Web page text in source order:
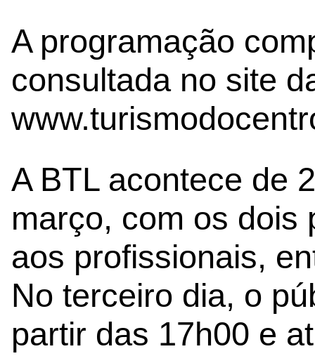
A programação
consultada no site
A BTL acontece de
março, com os dois
aos profissionais,
No terceiro dia, o
partir das 17h00 e